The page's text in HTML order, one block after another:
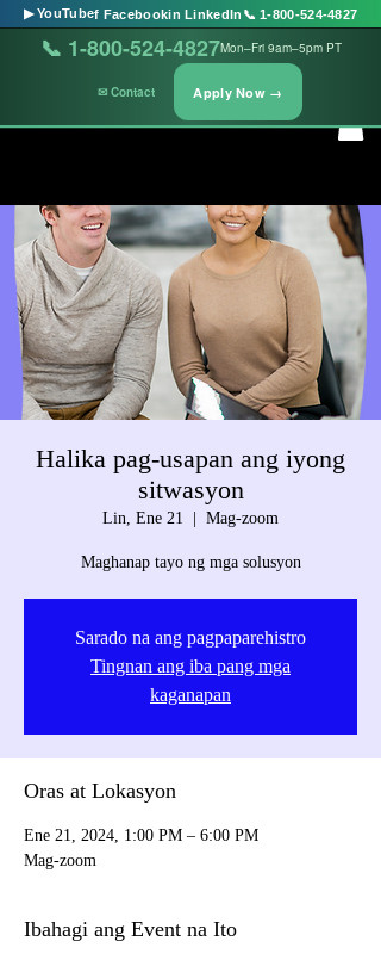
Halika pag-usapan ang iyong
sitwasyon
Lin, Ene 21 Mag-zoom
Maghanap tayo ng mga solusyon
Sarado na ang pagpaparehistro
Tingnan ang iba pang mga
kaganapan
Oras at Lokasyon
Ene 21, 2024, 1:00 PM – 6:00 PM
Mag-zoom
Ibahagi ang Event na Ito
▶ YouTubef Facebookin LinkedIn 📞 1-800-524-4827
📞 1-800-524-4827Mon–Fri 9am–5pm PT
✉ Contact Apply Now →